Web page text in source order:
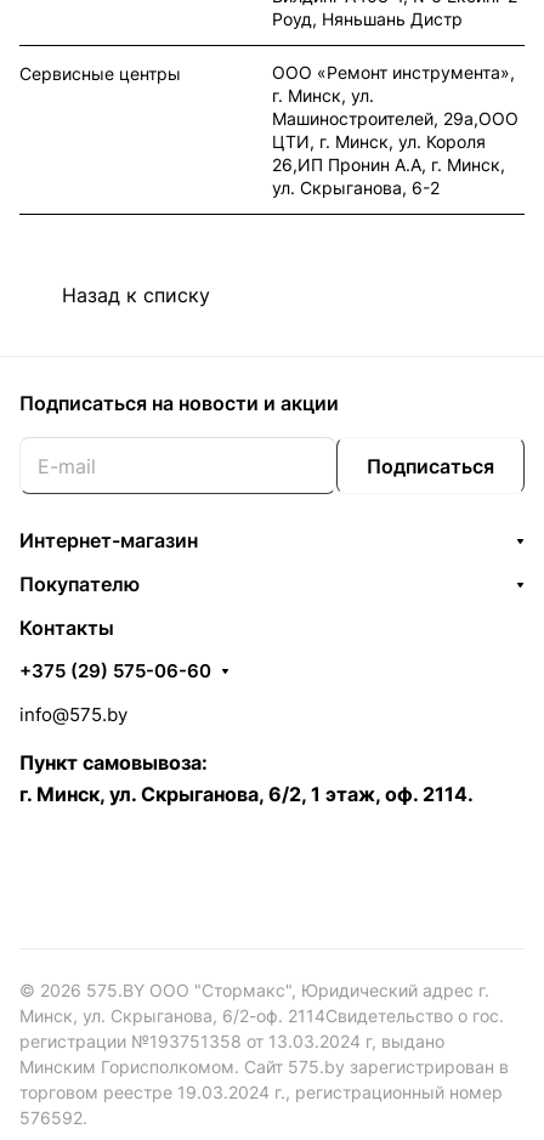
Роуд, Няньшань Дистр
Сервисные центры
ООО «Ремонт инструмента»,
г. Минск, ул.
Машиностроителей, 29а,ООО
ЦТИ, г. Минск, ул. Короля
26,ИП Пронин А.А, г. Минск,
ул. Скрыганова, 6-2
Назад к списку
Подписаться на новости и акции
Подписаться
Интернет-магазин
Покупателю
Контакты
+375 (29) 575-06-60
info@575.by
Пункт самовывоза:
г. Минск, ул. Скрыганова, 6/2, 1 этаж, оф. 2114.
© 2026 575.BY ООО "Стормакс", Юридический адрес г.
Минск, ул. Скрыганова, 6/2-оф. 2114Свидетельство о гос.
регистрации №193751358 от 13.03.2024 г, выдано
Минским Горисполкомом. Сайт 575.by зарегистрирован в
торговом реестре 19.03.2024 г., регистрационный номер
576592.